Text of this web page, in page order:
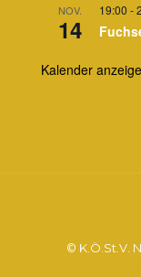
NOV.
14
19:00 -
Kalender
© K.Ö.St.V.